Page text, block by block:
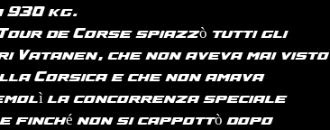
930 kg.
de Corse spiazzò tutti gli
Vatanen, che non aveva mai visto
Corsica e che non amava
la concorrenza speciale
finché non si cappottò dopo